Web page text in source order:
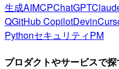
生成AIMCPChatGPT
QGitHub CopilotDevin
PythonセキュリティPM
プロダクトやサービスで